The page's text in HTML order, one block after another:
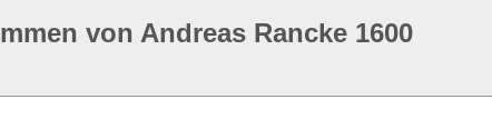
von Andreas Rancke 1600